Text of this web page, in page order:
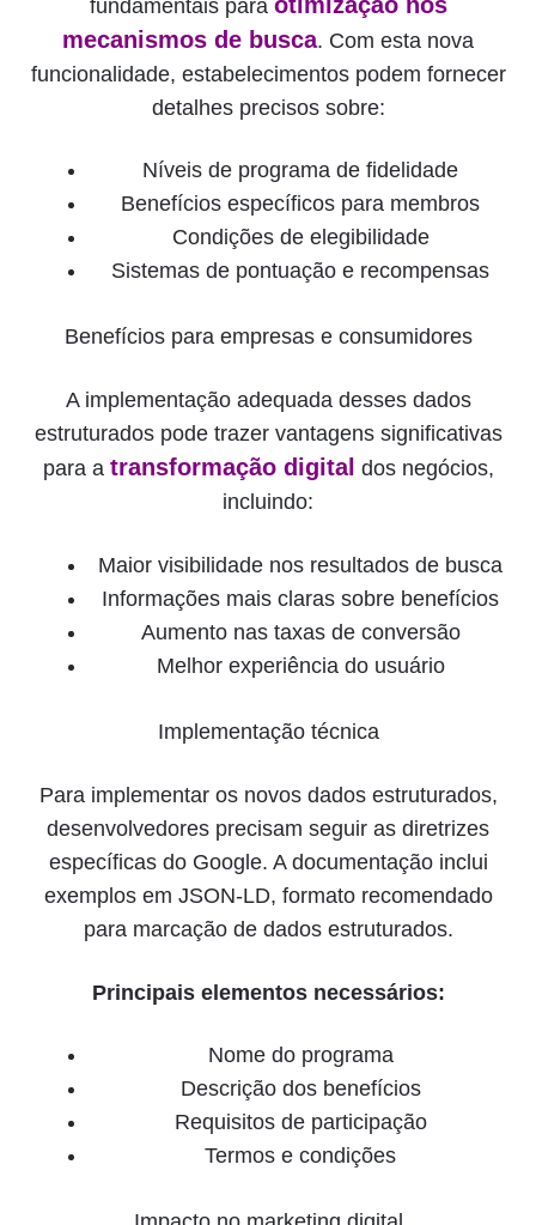
fundamentais para
mecanismos de busca. Com esta nova
funcionalidade, estabelecimentos podem fornecer
detalhes precisos sobre:
Níveis de programa de fidelidade
Benefícios específicos para membros
Condições de elegibilidade
Sistemas de pontuação e recompensas
Benefícios para empresas e consumidores
A implementação adequada desses dados
estruturados pode trazer vantagens significativas
para a transformação digital dos negócios,
incluindo:
Maior visibilidade nos resultados de busca
Informações mais claras sobre benefícios
Aumento nas taxas de conversão
Melhor experiência do usuário
Implementação técnica
Para implementar os novos dados estruturados,
desenvolvedores precisam seguir as diretrizes
específicas do Google. A documentação inclui
exemplos em JSON-LD, formato recomendado
para marcação de dados estruturados.
Principais elementos necessários:
Nome do programa
Descrição dos benefícios
Requisitos de participação
Termos e condições